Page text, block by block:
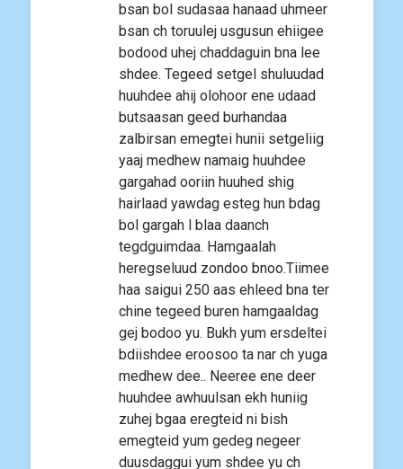
bsan bol sudasaa hanaad uhmeer
bsan ch toruulej usgusun ehiigee
bodood uhej chaddaguin bna lee
shdee. Tegeed setgel shuluudad
huuhdee ahij olohoor ene udaad
butsaasan geed burhandaa
zalbirsan emegtei hunii setgeliig
yaaj medhew namaig huuhdee
gargahad ooriin huuhed shig
hairlaad yawdag esteg hun bdag
bol gargah l blaa daanch
tegdguimdaa. Hamgaalah
heregseluud zondoo bnoo.Tiimee
haa saigui 250 aas ehleed bna ter
chine tegeed buren hamgaaldag
gej bodoo yu. Bukh yum ersdeltei
bdiishdee eroosoo ta nar ch yuga
medhew dee.. Neeree ene deer
huuhdee awhuulsan ekh huniig
zuhej bgaa eregteid ni bish
emegteid yum gedeg negeer
duusdaggui yum shdee yu ch